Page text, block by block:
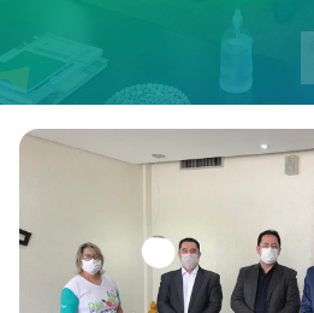
Contatos